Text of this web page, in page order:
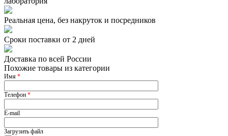
Реальная цена, без накруток и посредников
Сроки поставки от 2 дней
Доставка по всей России
Похожие товары из категории
Имя *
Телефон *
E-mail
Загрузить файл